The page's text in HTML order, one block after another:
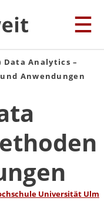
Data Analytics –
Anwendungen